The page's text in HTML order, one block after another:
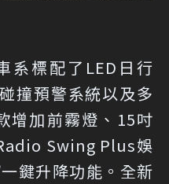
系標配了LED日行
撞預警系統以及多
增加前霧燈、15吋
Swing Plus娛
鍵升降功能。全新